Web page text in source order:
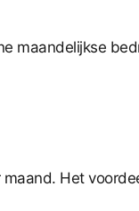
maandelijkse
Het